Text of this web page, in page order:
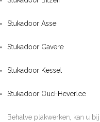
Stukadoor Asse
Stukadoor Gavere
Stukadoor Kessel
Stukadoor Oud-Heverlee
Behalve plakwerken, kan u